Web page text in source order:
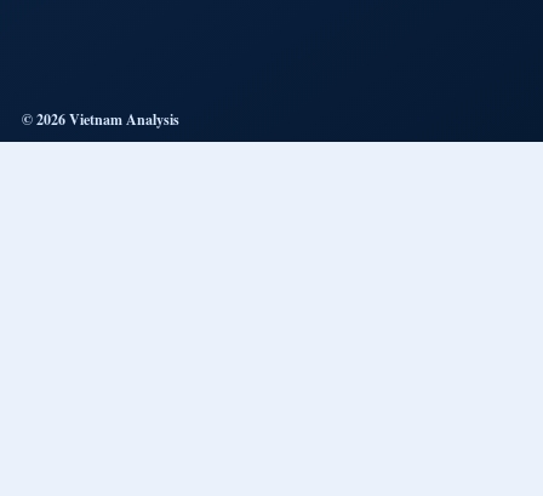
© 2026 Vietnam Analysis